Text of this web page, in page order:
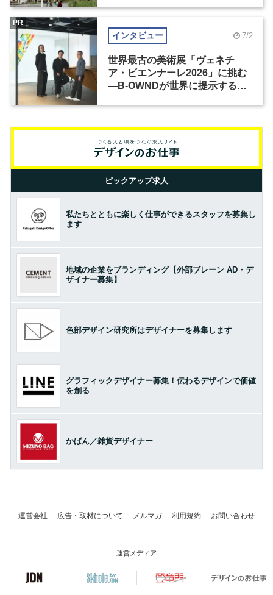
インタビュー 7/2
世界最古の美術展「ヴェネチ
ア・ビエンナーレ2026」に挑む
―B-OWNDが世界に提示する美
PR
ピックアップ求人
私たちとともに楽しく仕事ができるスタッフを募集し
ます
地域の企業をブランディング【外部ブレーン AD・デ
ザイナー募集】
色部デザイン研究所はデザイナーを募集します
グラフィックデザイナー募集！伝わるデザインで価値
を創る
かばん／雑貨デザイナー
運営会社 広告・取材について メルマガ 利用規約 お問い合わせ
運営メディア